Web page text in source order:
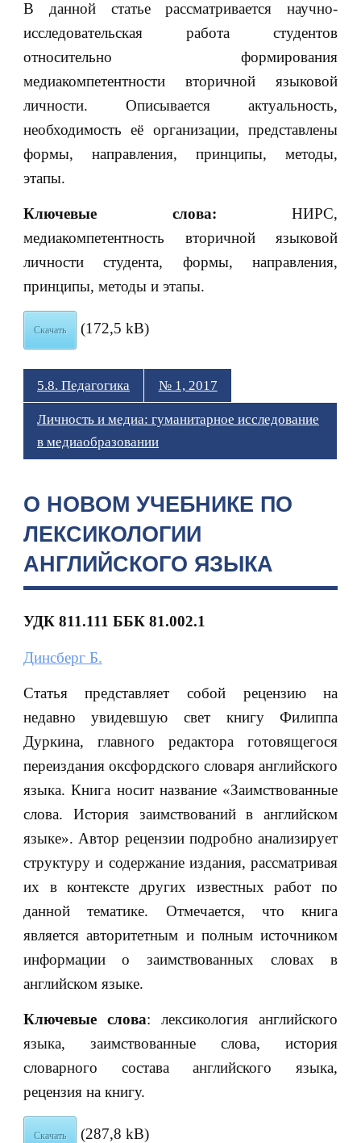
В данной статье рассматривается научно-
исследовательская работа студентов
относительно формирования
медиакомпетентности вторичной языковой
личности. Описывается актуальность,
необходимость её организации, представлены
формы, направления, принципы, методы,
этапы.
Ключевые слова:НИРС,
медиакомпетентность вторичной языковой
личности студента, формы, направления,
принципы, методы и этапы.
Скачать (172,5 kB)
5.8. Педагогика № 1, 2017
Личность и медиа: гуманитарное исследование
в медиаобразовании
О НОВОМ УЧЕБНИКЕ ПО
ЛЕКСИКОЛОГИИ
АНГЛИЙСКОГО ЯЗЫКА
УДК811.111 ББК 81.002.1
Динсберг Б.
Статья представляет собой рецензию на
недавно увидевшую свет книгу Филиппа
Дуркина, главного редактора готовящегося
переиздания оксфордского словаря английского
языка. Книга носит название «Заимствованные
слова. История заимствований в английском
языке». Автор рецензии подробно анализирует
структуру и содержание издания, рассматривая
их в контексте других известных работ по
данной тематике. Отмечается, что книга
является авторитетным и полным источником
информации о заимствованных словах в
английском языке.
Ключевые слова: лексикология английского
языка, заимствованные слова, история
словарного состава английского языка,
рецензия на книгу.
Скачать (287,8 kB)